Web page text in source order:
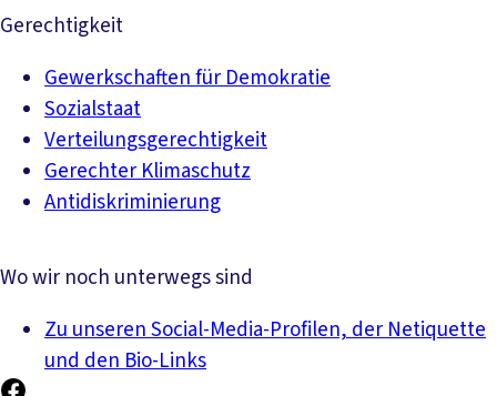
Gerechtigkeit
Gewerkschaften für Demokratie
Sozialstaat
Verteilungsgerechtigkeit
Gerechter Klimaschutz
Antidiskriminierung
Wo wir noch unterwegs sind
Zu unseren Social-Media-Profilen, der Netiquette
und den Bio-Links